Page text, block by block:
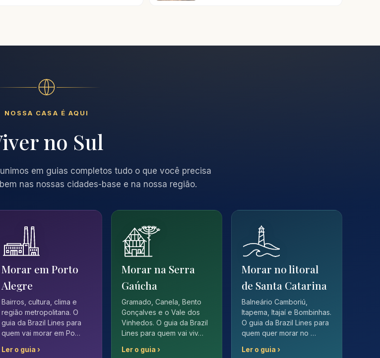
NOSSA CASA É AQUI
no Sul
em guias completos tudo o que você precisa
nas nossas cidades-base e na nossa região.
Morar em Porto
Alegre
Bairros, cultura, clima e
região metropolitana. O
guia da Brazil Lines para
quem vai morar em Po…
Ler o guia ›
Morar na Serra
Gaúcha
Gramado, Canela, Bento
Gonçalves e o Vale dos
Vinhedos. O guia da Brazil
Lines para quem vai viv…
Ler o guia ›
Morar no litoral
de Santa Catarina
Balneário Camboriú,
Itapema, Itajaí e Bombinhas.
O guia da Brazil Lines para
quem quer morar no …
Ler o guia ›